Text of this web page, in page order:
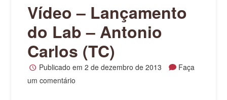
Vídeo – Lançamento
do Lab – Antonio
Carlos (TC)
Publicado em 2 de dezembro de 2013
Faça
um comentário